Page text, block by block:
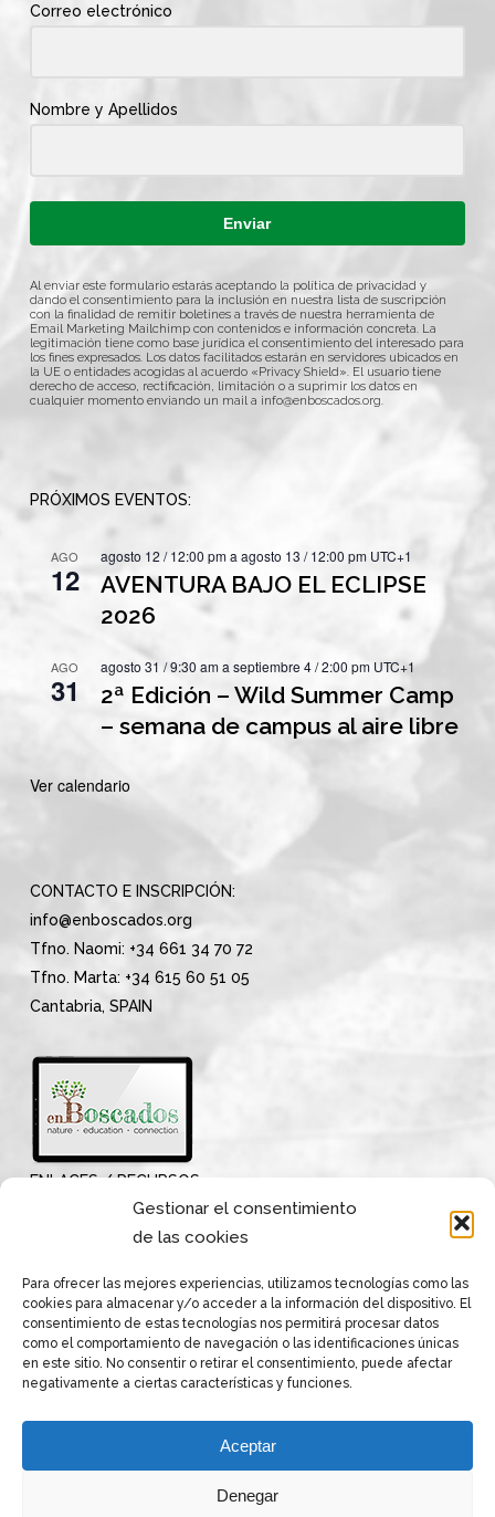
Gestionar el consentimiento
de las cookies
Para ofrecer las mejores experiencias, utilizamos tecnologías como las
cookies para almacenar y/o acceder a la información del dispositivo. El
consentimiento de estas tecnologías nos permitirá procesar datos
como el comportamiento de navegación o las identificaciones únicas
en este sitio. No consentir o retirar el consentimiento, puede afectar
negativamente a ciertas características y funciones.
Aceptar
Denegar
Correo electrónico
Nombre y Apellidos
Enviar
Al enviar este formulario estarás aceptando la política de privacidad y
dando el consentimiento para la inclusión en nuestra lista de suscripción
con la finalidad de remitir boletines a través de nuestra herramienta de
Email Marketing Mailchimp con contenidos e información concreta. La
legitimación tiene como base jurídica el consentimiento del interesado para
los fines expresados. Los datos facilitados estarán en servidores ubicados en
la UE o entidades acogidas al acuerdo «Privacy Shield». El usuario tiene
derecho de acceso, rectificación, limitación o a suprimir los datos en
cualquier momento enviando un mail a info@enboscados.org.
PRÓXIMOS EVENTOS:
AGO
12
agosto 12 / 12:00 pmaagosto 13 / 12:00 pm UTC+1
AVENTURA BAJO EL ECLIPSE
2026
AGO
31
agosto 31 / 9:30 amaseptiembre 4 / 2:00 pm UTC+1
2ª Edición – Wild Summer Camp
– semana de campus al aire libre
Ver calendario
CONTACTO E INSCRIPCIÓN:
info@enboscados.org
Tfno. Naomi: +34 661 34 70 72
Tfno. Marta: +34 615 60 51 05
Cantabria, SPAIN
ENLACES / RECURSOS